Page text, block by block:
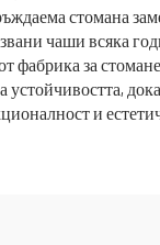
стомана
чаши всяка
фабрика за
устойчивостта,
и